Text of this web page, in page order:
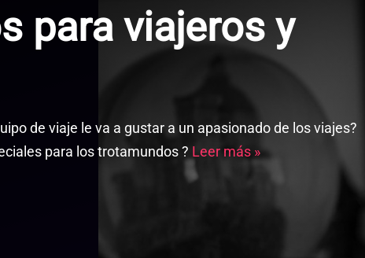
para viajeros y
de viaje le va a gustar a un apasionado de los viajes?
para los trotamundos ? Leer más »